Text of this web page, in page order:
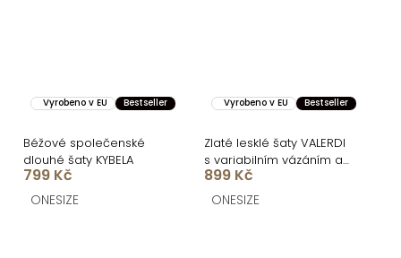
Vyrobeno v EU Bestseller
Béžové společenské
dlouhé šaty KYBELA
799 Kč
ONESIZE
Vyrobeno v EU Bestseller
Zlaté lesklé šaty VALERDI
s variabilním vázáním a
rozparkem
899 Kč
ONESIZE